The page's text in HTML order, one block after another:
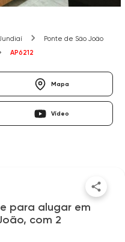
Ponte de São João
AP6212
Mapa
Vídeo
para alugar em
com 2